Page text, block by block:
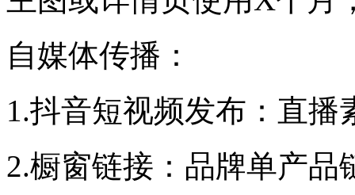
自媒体传播：
1.抖音短视频发布：直播
2.橱窗链接：品牌单产品